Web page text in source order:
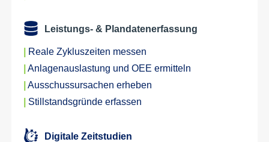
Leistungs- & Plandatenerfassung
Reale Zykluszeiten messen
Anlagenauslastung und OEE ermitteln
Ausschussursachen erheben
Stillstandsgründe erfassen
Digitale Zeitstudien